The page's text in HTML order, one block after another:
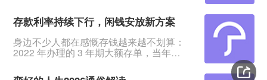
率一再下降，看着不断缩水的钱，心里哇
凉哇凉的。有多少人像我一样，想找一个
安全又能高过银行定存的地方存钱？
&nbsp;中意人寿推出爆款年金险——意值
有2.0A款年金保险（分红型）。&nbsp;意
存款利率持续下行，闲钱安放新方案
身边不少人都在感慨存钱越来越不划算：
2022 年办理的 3 年期大额存单，当年
从前瞧不上的收益，如今成了稀缺品。这